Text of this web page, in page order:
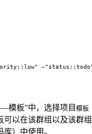
板”中，选择项目 模板
以在该群组以及该群组
）中使用。